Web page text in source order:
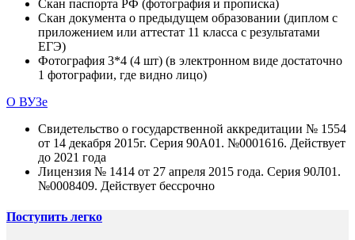
Скан паспорта РФ (фотография и прописка)
Скан документа о предыдущем образовании (диплом с
приложением или аттестат 11 класса с результатами
ЕГЭ)
Фотография 3*4 (4 шт) (в электронном виде достаточно
1 фотографии, где видно лицо)
О ВУЗе
Свидетельство о государственной аккредитации № 1554
от 14 декабря 2015г. Серия 90А01. №0001616. Действует
до 2021 года
Лицензия № 1414 от 27 апреля 2015 года. Серия 90Л01.
№0008409. Действует бессрочно
Поступить легко